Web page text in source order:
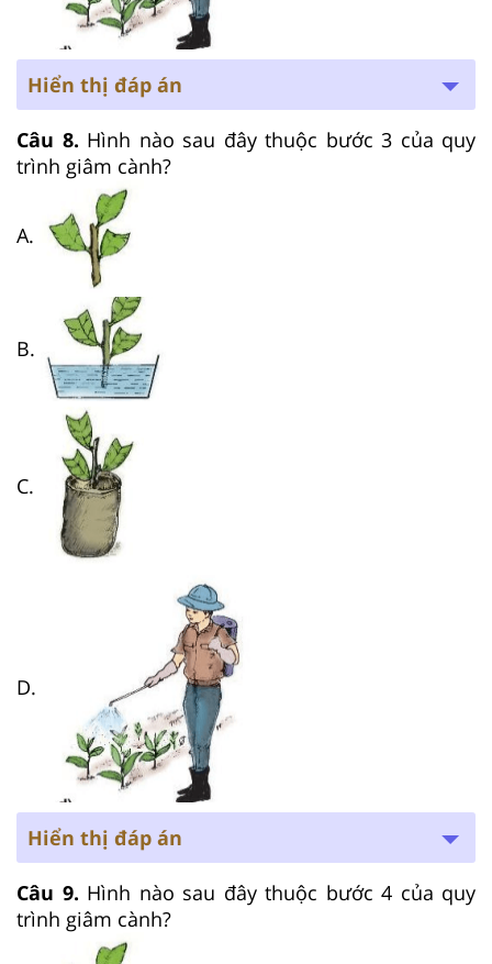
Hiển thị đáp án
Câu 8. Hình nào sau đây thuộc bước 3 của quy
trình giâm cành?
A.
B.
C.
D.
Hiển thị đáp án
Câu 9. Hình nào sau đây thuộc bước 4 của quy
trình giâm cành?